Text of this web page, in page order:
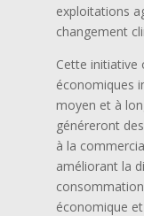
exploitations
changement
Cette initiative
économiques
moyen et à
généreront
à la
améliorant la
économique